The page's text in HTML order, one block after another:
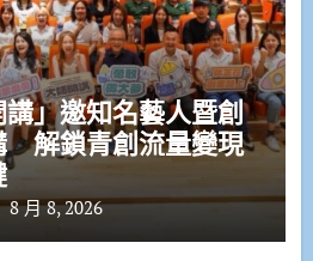
」邀知名藝人暨創
解鎖青創流量變現
8 月 8, 2026